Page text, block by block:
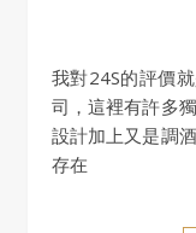
我對24S的評價就是奢華！它是LVMH集團旗下的子公
司，這裡有許多
設計加上又是調
存在